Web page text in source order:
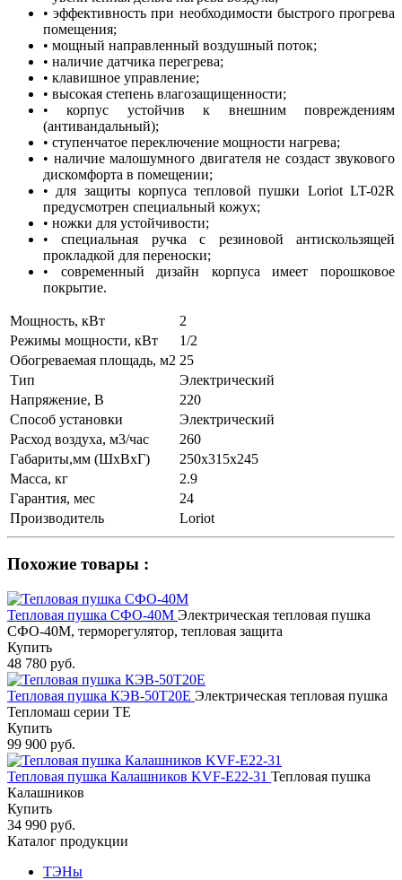
•эффективность при необходимости быстрого прогрева
помещения;
• мощный направленный воздушный поток;
• наличие датчика перегрева;
• клавишное управление;
• высокая степень влагозащищенности;
•корпус устойчив к внешним повреждениям
(антивандальный);
• ступенчатое переключение мощности нагрева;
• наличие малошумного двигателя не создаст звукового
дискомфорта в помещении;
• для защиты корпуса тепловой пушки Loriot LT-02R
предусмотрен специальный кожух;
• ножки для устойчивости;
•специальная ручка с резиновой антискользящей
прокладкой для переноски;
• современный дизайн корпуса имеет порошковое
покрытие.
Мощность, кВт
2
Режимы мощности, кВт
1/2
Обогреваемая площадь, м2 25
Тип
Электрический
Напряжение, В
220
Способ установки
Электрический
Расход воздуха, м3/час
260
Габариты,мм (ШхВхГ)
250x315x245
Масса, кг
2.9
Гарантия, мес
24
Производитель
Loriot
Похожие товары :
Тепловая пушка СФО-40М Электрическая тепловая пушка
СФО-40М, терморегулятор, тепловая защита
Купить
48 780 руб.
Тепловая пушка КЭВ-50Т20Е Электрическая тепловая пушка
Тепломаш серии ТЕ
Купить
99 900 руб.
Тепловая пушка Калашников KVF-E22-31 Тепловая пушка
Калашников
Купить
34 990 руб.
Каталог продукции
ТЭНы